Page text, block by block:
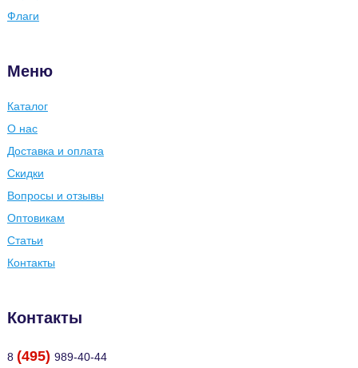
Флаги
Меню
Каталог
О нас
Доставка и оплата
Скидки
Вопросы и отзывы
Оптовикам
Статьи
Контакты
Контакты
8 (495) 989-40-44